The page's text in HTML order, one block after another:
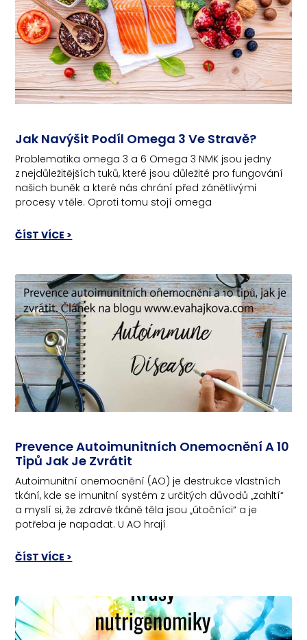
Jak Navýšit Podíl Omega 3 Ve Stravě?
Problematika omega 3 a 6 Omega 3 NMK jsou jedny
z nejdůležitějších tuků, které jsou důležité pro fungování
našich buněk a které nás chrání před zánětlivými
procesy v těle. Oproti tomu stojí omega
ČÍST VÍCE >
Prevence Autoimunitních Onemocnění A 10
Tipů Jak Je Zvrátit
Autoimunitní onemocnění (AO) je destrukce vlastních
tkání, kde se imunitní systém z určitých důvodů „zahltí“
a myslí si, že zdravé tkáně těla jsou „útočníci“ a je
potřeba je napadat. U AO hrají
ČÍST VÍCE >